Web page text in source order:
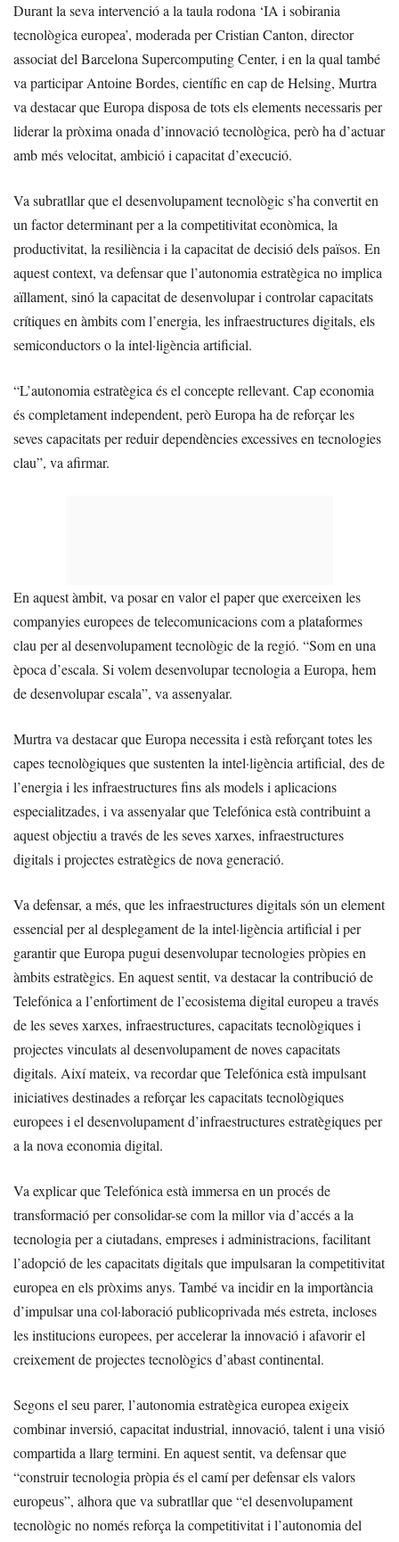
Durant la seva intervenció a la taula rodona ‘IA i sobirania
tecnològica europea’, moderada per Cristian Canton, director
associat del Barcelona Supercomputing Center, i en la qual també
va participar Antoine Bordes, científic en cap de Helsing, Murtra
va destacar que Europa disposa de tots els elements necessaris per
liderar la pròxima onada d’innovació tecnològica, però ha d’actuar
amb més velocitat, ambició i capacitat d’execució.
Va subratllar que el desenvolupament tecnològic s’ha convertit en
un factor determinant per a la competitivitat econòmica, la
productivitat, la resiliència i la capacitat de decisió dels països. En
aquest context, va defensar que l’autonomia estratègica no implica
aïllament, sinó la capacitat de desenvolupar i controlar capacitats
crítiques en àmbits com l’energia, les infraestructures digitals, els
semiconductors o la intel·ligència artificial.
“L’autonomia estratègica és el concepte rellevant. Cap economia
és completament independent, però Europa ha de reforçar les
seves capacitats per reduir dependències excessives en tecnologies
clau”, va afirmar.
En aquest àmbit, va posar en valor el paper que exerceixen les
companyies europees de telecomunicacions com a plataformes
clau per al desenvolupament tecnològic de la regió. “Som en una
època d’escala. Si volem desenvolupar tecnologia a Europa, hem
de desenvolupar escala”, va assenyalar.
Murtra va destacar que Europa necessita i està reforçant totes les
capes tecnològiques que sustenten la intel·ligència artificial, des de
l’energia i les infraestructures fins als models i aplicacions
especialitzades, i va assenyalar que Telefónica està contribuint a
aquest objectiu a través de les seves xarxes, infraestructures
digitals i projectes estratègics de nova generació.
Va defensar, a més, que les infraestructures digitals són un element
essencial per al desplegament de la intel·ligència artificial i per
garantir que Europa pugui desenvolupar tecnologies pròpies en
àmbits estratègics. En aquest sentit, va destacar la contribució de
Telefónica a l’enfortiment de l’ecosistema digital europeu a través
de les seves xarxes, infraestructures, capacitats tecnològiques i
projectes vinculats al desenvolupament de noves capacitats
digitals. Així mateix, va recordar que Telefónica està impulsant
iniciatives destinades a reforçar les capacitats tecnològiques
europees i el desenvolupament d’infraestructures estratègiques per
a la nova economia digital.
Va explicar que Telefónica està immersa en un procés de
transformació per consolidar-se com la millor via d’accés a la
tecnologia per a ciutadans, empreses i administracions, facilitant
l’adopció de les capacitats digitals que impulsaran la competitivitat
europea en els pròxims anys. També va incidir en la importància
d’impulsar una col·laboració publicoprivada més estreta, incloses
les institucions europees, per accelerar la innovació i afavorir el
creixement de projectes tecnològics d’abast continental.
Segons el seu parer, l’autonomia estratègica europea exigeix
combinar inversió, capacitat industrial, innovació, talent i una visió
compartida a llarg termini. En aquest sentit, va defensar que
“construir tecnologia pròpia és el camí per defensar els valors
europeus”, alhora que va subratllar que “el desenvolupament
tecnològic no només reforça la competitivitat i l’autonomia del